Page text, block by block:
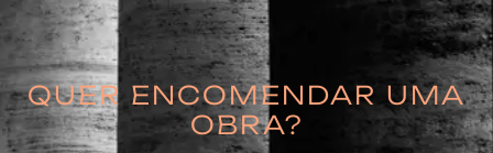
QUER ENCOMENDAR UMA
OBRA?